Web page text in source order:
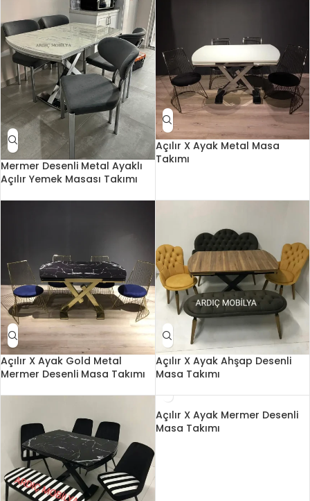
Mermer Desenli Metal Ayaklı
Açılır Yemek Masası Takımı
Açılır X Ayak Metal Masa
Takımı
Açılır X Ayak Gold Metal
Mermer Desenli Masa Takımı
Açılır X Ayak Ahşap Desenli
Masa Takımı
Açılır X Ayak Mermer Desenli
Masa Takımı